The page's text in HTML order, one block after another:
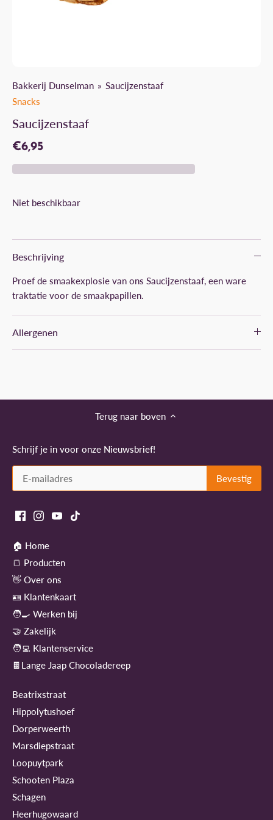
Bakkerij Dunselman
Saucijzenstaaf
Snacks
Saucijzenstaaf
€6,95
Niet beschikbaar
Beschrijving
Proef de smaakexplosie van ons Saucijzenstaaf, een ware
traktatie voor de smaakpapillen.
Allergenen
Terug naar boven
Schrijf je in voor onze Nieuwsbrief!
🏠 Home
🍞 Producten
👋 Over ons
🪪 Klantenkaart
🧑‍🍳 Werken bij
🤝 Zakelijk
🧑‍💻 Klantenservice
🍫Lange Jaap Chocoladereep
Beatrixstraat
Hippolytushoef
Dorperweerth
Marsdiepstraat
Loopuytpark
Schooten Plaza
Schagen
Heerhugowaard